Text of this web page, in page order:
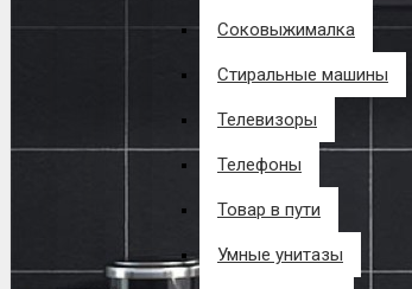
Соковыжималка
Стиральные машины
Телевизоры
Телефоны
Товар в пути
Умные унитазы